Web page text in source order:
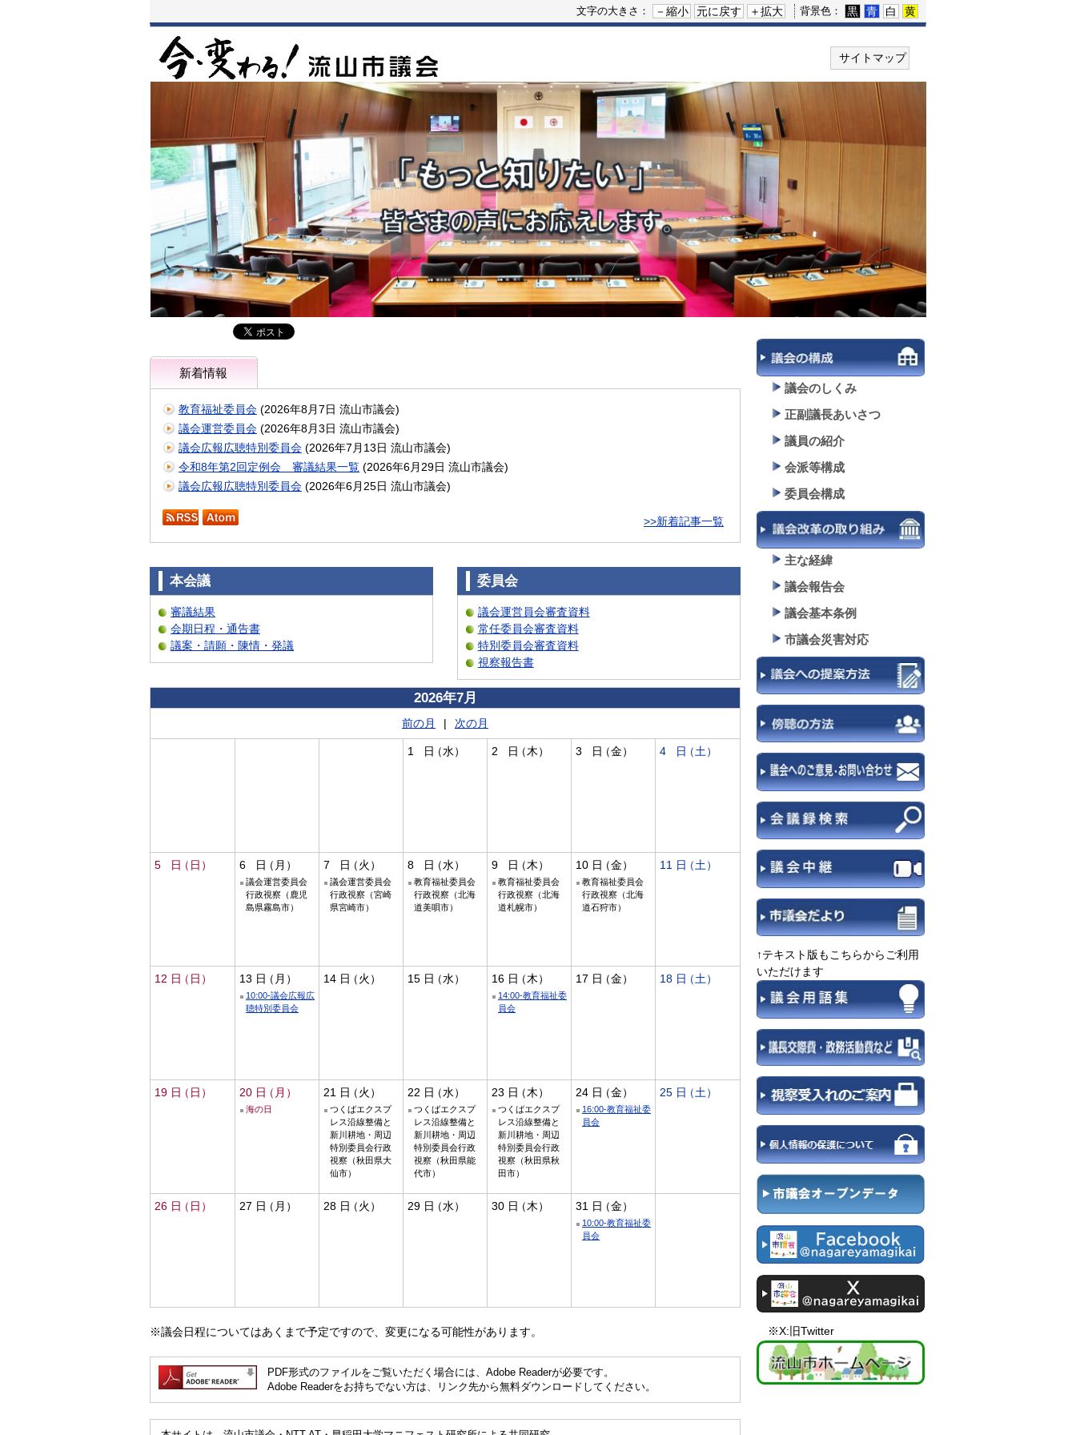
文
移
動
文字の大きさ： －縮小 元に戻す ＋拡大 背景色： 黒 青 白 黄
サイトマップ
新着情報
教育福祉委員会 (2026年8月7日 流山市議会)
議会運営委員会 (2026年8月3日 流山市議会)
議会広報広聴特別委員会 (2026年7月13日 流山市議会)
令和8年第2回定例会 審議結果一覧 (2026年6月29日 流山市議会)
議会広報広聴特別委員会 (2026年6月25日 流山市議会)
RSS >>新着記事一覧
本会議
審議結果
会期日程・通告書
議案・請願・陳情・発議
委員会
議会運営員会審査資料
常任委員会審査資料
特別委員会審査資料
視察報告書
2026年7月
前の月 | 次の月
1 2 3 4
5 6
議会運営委員会
行政視察（鹿児
島県霧島市）
7
議会運営委員会
行政視察（宮崎
県宮崎市）
8
教育福祉委員会
行政視察（北海
道美唄市）
9
教育福祉委員会
行政視察（北海
道札幌市）
10
教育福祉委員会
行政視察（北海
道石狩市）
11
12 13
10:00-議会広報広
聴特別委員会
14 15 16
14:00-教育福祉委
員会
17 18
19 20
海の日
21
つくばエクスプ
レス沿線整備と
新川耕地・周辺
特別委員会行政
視察（秋田県大
仙市）
22
つくばエクスプ
レス沿線整備と
新川耕地・周辺
特別委員会行政
視察（秋田県能
代市）
23
つくばエクスプ
レス沿線整備と
新川耕地・周辺
特別委員会行政
視察（秋田県秋
田市）
24
16:00-教育福祉委
員会
25
26 27 28 29 30 31
10:00-教育福祉委
員会
※議会日程についてはあくまで予定ですので、変更になる可能性があります。
PDF形式のファイルをご覧いただく場合には、Adobe Readerが必要です。
Adobe Readerをお持ちでない方は、リンク先から無料ダウンロードしてください。
議会のしくみ
正副議長あいさつ
議員の紹介
会派等構成
委員会構成
主な経緯
議会報告会
議会基本条例
市議会災害対応
↑テキスト版もこちらからご利用
いただけます
※X:旧Twitter